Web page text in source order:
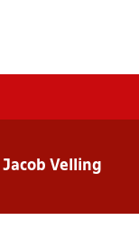
Jacob Velling